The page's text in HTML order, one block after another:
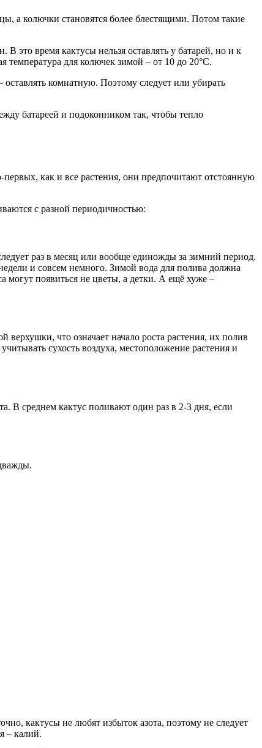
а колючки становятся более блестящими. Потом такие
это время кактусы нельзя оставлять у батарей, но и к
температура для колючек зимой – от 10 до 20°С.
комнатную. Поэтому следует или убирать
батареей и подоконником так, чтобы тепло
как и все растения, они предпочитают отстоянную
с разной периодичностью:
раз в месяц или вообще единожды за зимний период.
и совсем немного. Зимой вода для полива должна
могут появиться не цветы, а детки. А ещё хуже –
верхушки, что означает начало роста растения, их полив
сухость воздуха, местоположение растения и
В среднем кактус поливают один раз в 2-3 дня, если
кактусы не любят избыток азота, поэтому не следует
– калий.